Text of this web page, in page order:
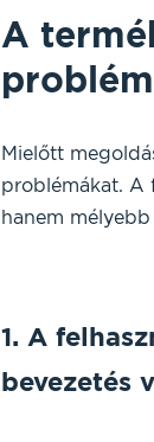
A
Mielőtt
problémákat. A
hanem
1. A
bevezetés